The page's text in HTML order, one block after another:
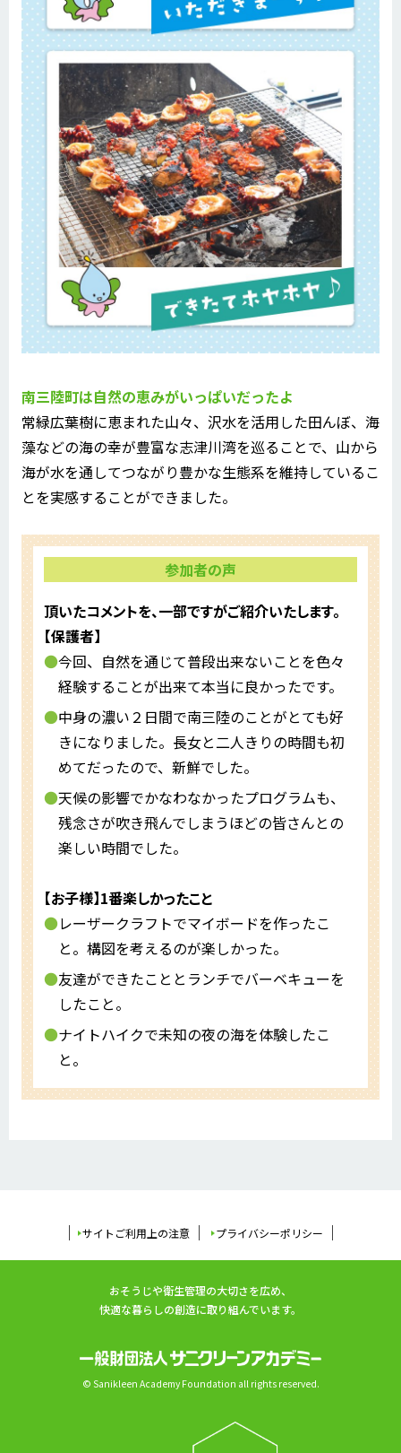
南三陸町は自然の恵みがいっぱいだったよ
常緑広葉樹に恵まれた山々、沢水を活用した田んぼ、海
藻などの海の幸が豊富な志津川湾を巡ることで、山から
海が水を通してつながり豊かな生態系を維持しているこ
とを実感することができました。
参加者の声
頂いたコメントを、一部ですがご紹介いたします。
【保護者】
今回、自然を通じて普段出来ないことを色々
経験することが出来て本当に良かったです。
中身の濃い２日間で南三陸のことがとても好
きになりました。長女と二人きりの時間も初
めてだったので、新鮮でした。
天候の影響でかなわなかったプログラムも、
残念さが吹き飛んでしまうほどの皆さんとの
楽しい時間でした。
【お子様】1番楽しかったこと
レーザークラフトでマイボードを作ったこ
と。構図を考えるのが楽しかった。
友達ができたこととランチでバーベキューを
したこと。
ナイトハイクで未知の夜の海を体験したこ
と。
サイトご利用上の注意 プライバシーポリシー
おそうじや衛生管理の大切さを広め、
快適な暮らしの創造に取り組んでいます。
© Sanikleen Academy Foundation all rights reserved.